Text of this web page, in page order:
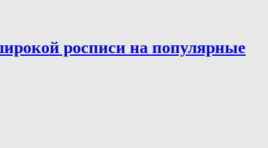
росписи на популярные